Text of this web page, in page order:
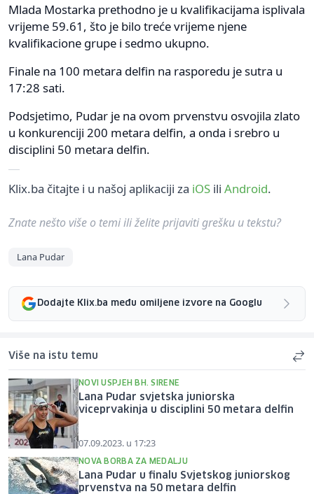
Mlada Mostarka prethodno je u kvalifikacijama isplivala
vrijeme 59.61, što je bilo treće vrijeme njene
kvalifikacione grupe i sedmo ukupno.
Finale na 100 metara delfin na rasporedu je sutra u
17:28 sati.
Podsjetimo, Pudar je na ovom prvenstvu osvojila zlato
u konkurenciji 200 metara delfin, a onda i srebro u
disciplini 50 metara delfin.
Klix.ba čitajte i u našoj aplikaciji za iOS ili Android.
Znate nešto više o temi ili želite prijaviti grešku u tekstu?
Lana Pudar
Dodajte Klix.ba među omiljene izvore na Googlu
Više na istu temu
NOVI USPJEH BH. SIRENE
Lana Pudar svjetska juniorska
viceprvakinja u disciplini 50 metara delfin
07.09.2023. u 17:23
NOVA BORBA ZA MEDALJU
Lana Pudar u finalu Svjetskog juniorskog
prvenstva na 50 metara delfin